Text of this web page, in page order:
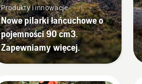
Produkty i innowacje
Nowe pilarki łańcuchowe o
pojemności 90 cm3.
Zapewniamy więcej.